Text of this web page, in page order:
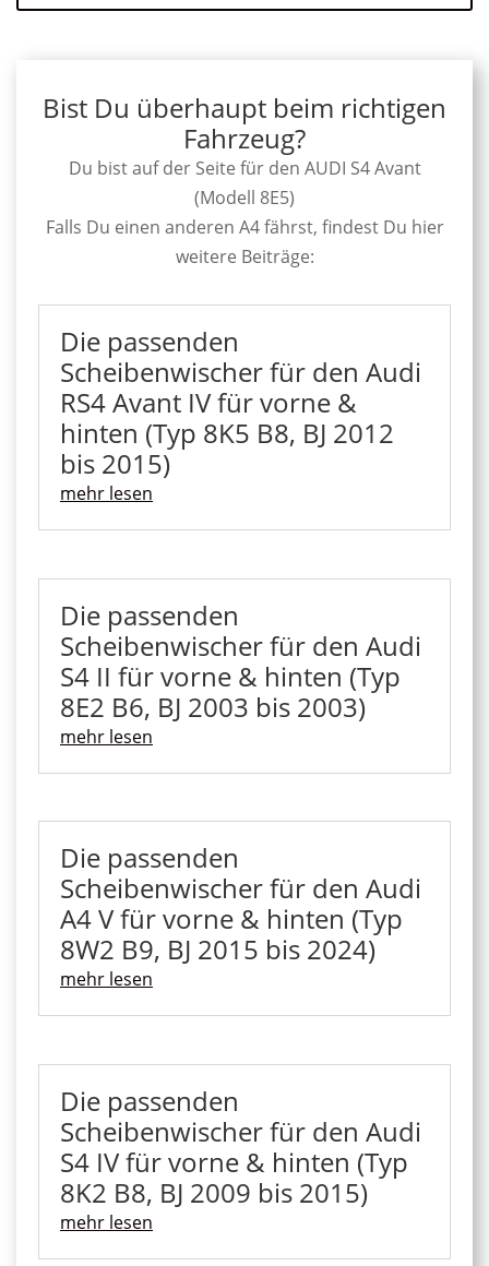
Bist Du überhaupt beim richtigen
Fahrzeug?
Du bist auf der Seite für den AUDI S4 Avant
(Modell 8E5)
Falls Du einen anderen A4 fährst, findest Du hier
weitere Beiträge:
Die passenden
Scheibenwischer für den Audi
RS4 Avant IV für vorne &
hinten (Typ 8K5 B8, BJ 2012
bis 2015)
mehr lesen
Die passenden
Scheibenwischer für den Audi
S4 II für vorne & hinten (Typ
8E2 B6, BJ 2003 bis 2003)
mehr lesen
Die passenden
Scheibenwischer für den Audi
A4 V für vorne & hinten (Typ
8W2 B9, BJ 2015 bis 2024)
mehr lesen
Die passenden
Scheibenwischer für den Audi
S4 IV für vorne & hinten (Typ
8K2 B8, BJ 2009 bis 2015)
mehr lesen